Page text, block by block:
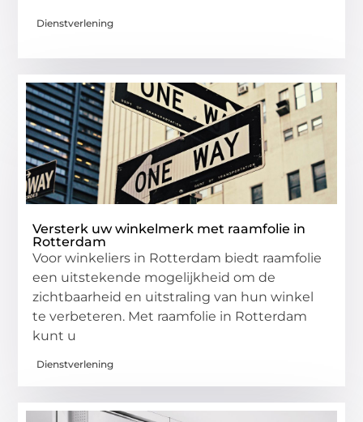
Dienstverlening
Versterk uw winkelmerk met raamfolie in
Rotterdam
Voor winkeliers in Rotterdam biedt raamfolie
een uitstekende mogelijkheid om de
zichtbaarheid en uitstraling van hun winkel
te verbeteren. Met raamfolie in Rotterdam
kunt u
Dienstverlening